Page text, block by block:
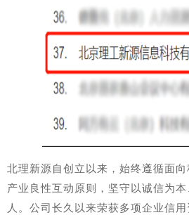
北理新源自创立以来， 始终遵循面
产业良性互动原则， 坚守以诚信为本
人。公司长久以来荣获多项企业信用